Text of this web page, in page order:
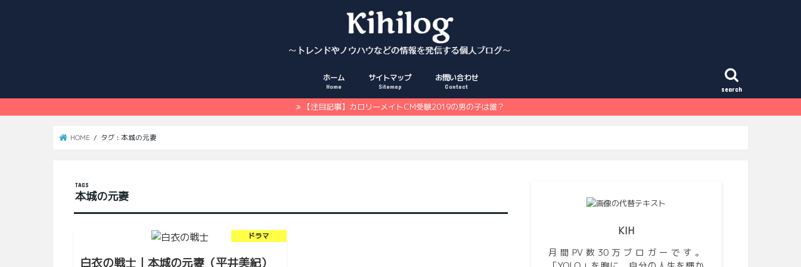
search
ホーム
Home
サイトマップ
Sitemap
お問い合わせ
Contact
【注目記事】カロリーメイトCM受験2019の男の子は誰？
HOME タグ : 本城の元妻
本城の元妻
ドラマ
白衣の戦士｜本城の元妻（平井美紀）
KIH
月間PV数30万ブロガーです。